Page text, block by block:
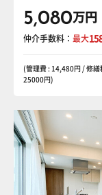
5,080万円
仲介手数料： 最大
(管理費 : 14,480円 / 修
25000円)